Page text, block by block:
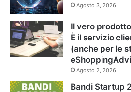
Agosto 3, 2026
Il vero
È il servizio
(anche per le
Agosto 2, 2026
Bandi Startup